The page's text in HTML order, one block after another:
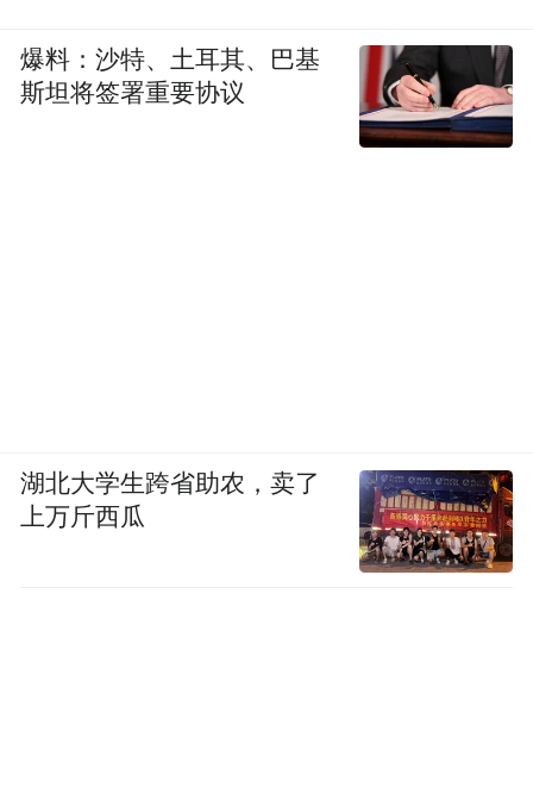
爆料：沙特、土耳其、巴基
斯坦将签署重要协议
湖北大学生跨省助农，卖了
上万斤西瓜